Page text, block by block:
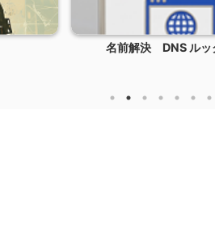
名前解決 DNS ルッ